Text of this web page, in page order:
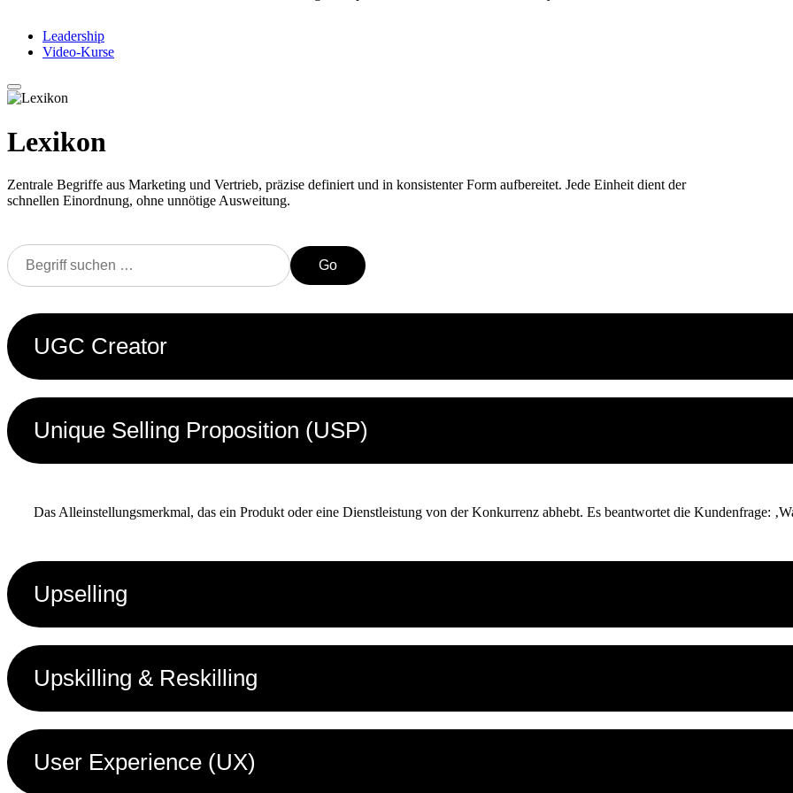
Leadership
Video-Kurse
Lexikon
Zentrale Begriffe aus Marketing und Vertrieb, präzise definiert und in konsistenter Form aufbereitet. Jede Einheit dient der
schnellen Einordnung, ohne unnötige Ausweitung.
Go
UGC Creator
Unique Selling Proposition (USP)
Das Alleinstellungsmerkmal, das ein Produkt oder eine Dienstleistung von der Konkurrenz abhebt. Es beantwortet die Kundenfrage:
Upselling
Upskilling & Reskilling
User Experience (UX)